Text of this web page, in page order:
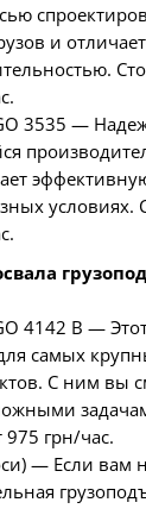
и
3535 —
условиях.
4142 В —
самых
С ним вы
грн/час.
— Если вам